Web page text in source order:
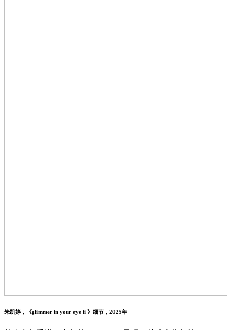
朱凯婷，《glimmer in your eye ii 》细节，2025年